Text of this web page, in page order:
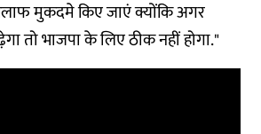
मुकदमे किए जाएं क्योंकि अगर
तो भाजपा के लिए ठीक नहीं होगा."